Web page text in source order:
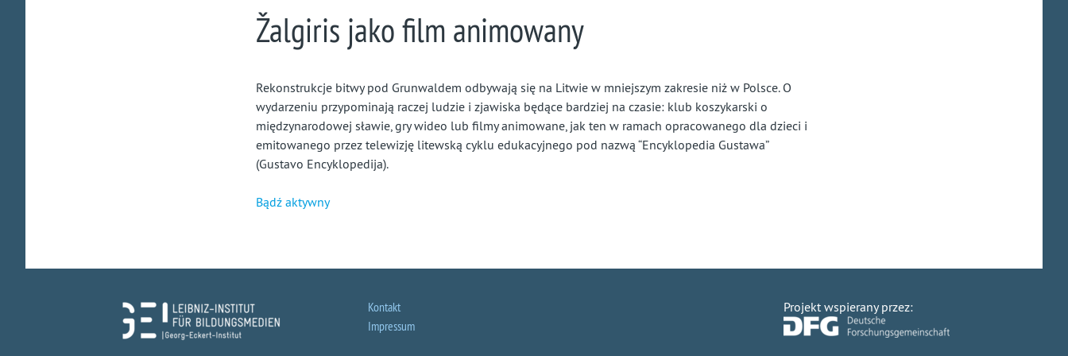
Žalgiris jako film animowany
Rekonstrukcje bitwy pod Grunwaldem odbywają się na Litwie w mniejszym zakresie niż w Polsce. O
wydarzeniu przypominają raczej ludzie i zjawiska będące bardziej na czasie: klub koszykarski o
międzynarodowej sławie, gry wideo lub filmy animowane, jak ten w ramach opracowanego dla dzieci i
emitowanego przez telewizję litewską cyklu edukacyjnego pod nazwą “Encyklopedia Gustawa”
(Gustavo Encyklopedija).
Bądź aktywny
Kontakt
Impressum
Projekt wspierany przez: